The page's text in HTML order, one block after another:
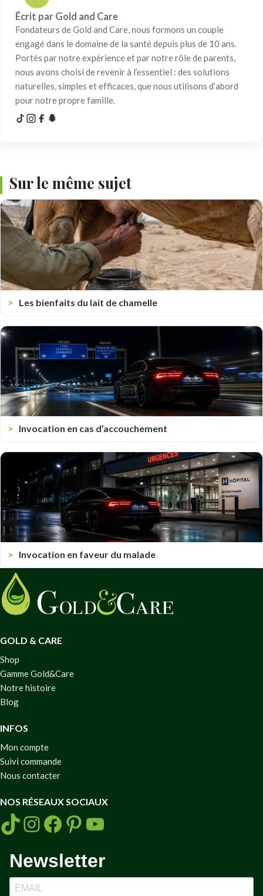
Écrit par Gold and Care
Fondateurs de Gold and Care, nous formons un couple
engagé dans le domaine de la santé depuis plus de 10 ans.
Portés par notre expérience et par notre rôle de parents,
nous avons choisi de revenir à l’essentiel : des solutions
naturelles, simples et efficaces, que nous utilisons d’abord
pour notre propre famille.
Sur le même sujet
Les bienfaits du lait de chamelle
Invocation en cas d’accouchement
Invocation en faveur du malade
GOLD & CARE
Shop
Gamme Gold&Care
Notre histoire
Blog
INFOS
Mon compte
Suivi commande
Nous contacter
NOS RÉSEAUX SOCIAUX
Newsletter